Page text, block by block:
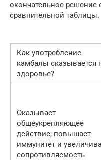
окончательное решение
сравнительной таблицы.
Как употребление
камбалы сказывается
здоровье?
Оказывает
общеукрепляющее
действие, повышает
иммунитет и
сопротивляемость